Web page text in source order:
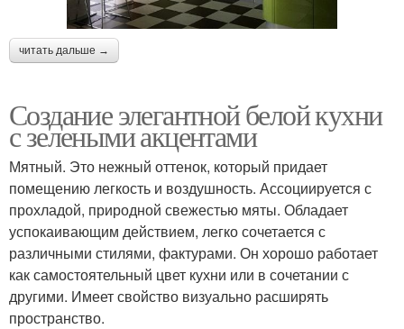
читать дальше →
Создание элегантной белой кухни
с зелеными акцентами
Мятный. Это нежный оттенок, который придает
помещению легкость и воздушность. Ассоциируется с
прохладой, природной свежестью мяты. Обладает
успокаивающим действием, легко сочетается с
различными стилями, фактурами. Он хорошо работает
как самостоятельный цвет кухни или в сочетании с
другими. Имеет свойство визуально расширять
пространство.